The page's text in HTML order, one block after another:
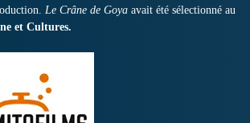
Le Crâne de Goya avait été sélectionné au
et Cultures.